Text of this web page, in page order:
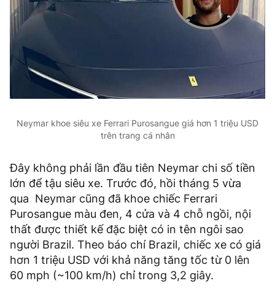
Neymar khoe siêu xe Ferrari Purosangue giá hơn 1 triệu USD
trên trang cá nhân
Đây không phải lần đầu tiên Neymar chi số tiền
lớn để tậu siêu xe. Trước đó, hồi tháng 5 vừa
qua Neymar cũng đã khoe chiếc Ferrari
Purosangue màu đen, 4 cửa và 4 chỗ ngồi, nội
thất được thiết kế đặc biệt có in tên ngôi sao
người Brazil. Theo báo chí Brazil, chiếc xe có giá
hơn 1 triệu USD với khả năng tăng tốc từ 0 lên
60 mph (~100 km/h) chỉ trong 3,2 giây.